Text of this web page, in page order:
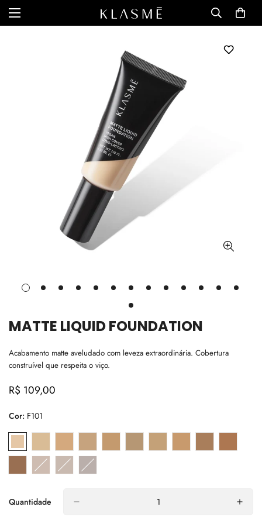
MATTE LIQUID FOUNDATION
Acabamento matte aveludado com leveza extraordinária. Cobertura
construível que respeita o viço.
Preço
R$ 109,00
Cor: F101
Quantidade